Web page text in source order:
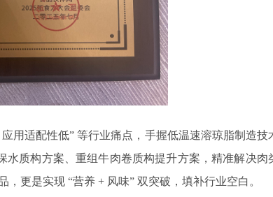
用适配性低” 等行业痛点，手握低温速溶琼脂制造技
质构方案、重组牛肉卷质构提升方案，精准解决肉
更是实现 “营养 + 风味” 双突破，填补行业空白。